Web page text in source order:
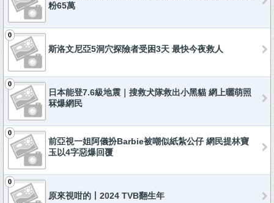
粉65萬
0
斯洛文尼亞5洞穴探險者受困3天 最快今夜救人
0
日本能登7.6級地震｜搜救犬隊救出小黑貓 網上曬萌照
冧爆網民
0
前亞視一姐阿儀扮Barbie被嘲似紙紮公仔 網民提林寶
玉以4字惡爆回覆
0
原來視咁的丨2024 TVB翻生年